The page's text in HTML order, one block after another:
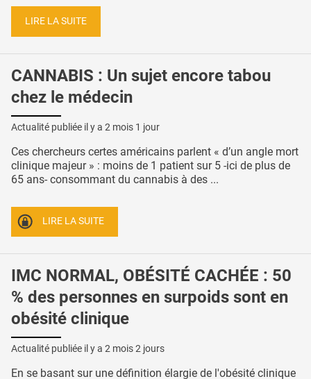
LIRE LA SUITE
CANNABIS : Un sujet encore tabou
chez le médecin
Actualité publiée il y a 2 mois 1 jour
Ces chercheurs certes américains parlent « d’un angle mort
clinique majeur » : moins de 1 patient sur 5 -ici de plus de
65 ans- consommant du cannabis à des ...
LIRE LA SUITE
IMC NORMAL, OBÉSITÉ CACHÉE : 50
% des personnes en surpoids sont en
obésité clinique
Actualité publiée il y a 2 mois 2 jours
En se basant sur une définition élargie de l'obésité clinique